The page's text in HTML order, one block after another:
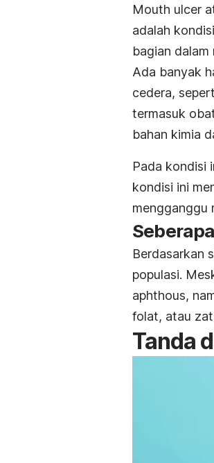
Mouth ulcer
adalah
bagian dalam
Ada banyak
cedera,
termasuk
bahan kimia
Pada kondisi
kondisi ini
mengganggu
Berdasarkan
populasi.
aphthous,
folat, atau
Tanda